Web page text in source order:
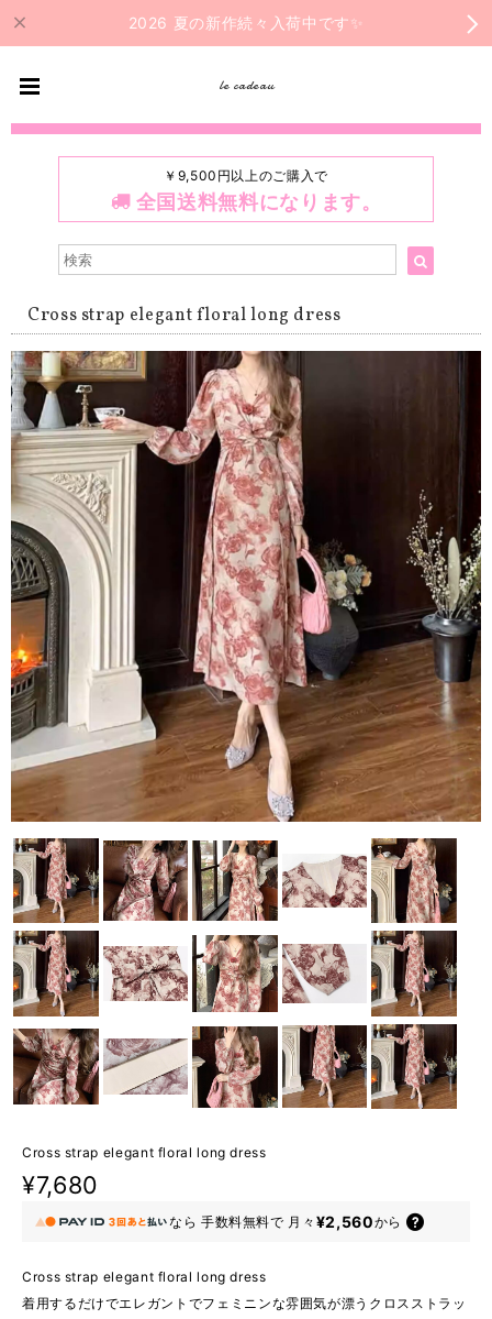
2026 夏の新作続々入荷中です✨
le cadeau
￥9,500円以上のご購入で
全国送料無料になります。
Cross strap elegant floral long dress
Cross strap elegant floral long dress
¥7,680
なら 手数料無料で 月々 ¥2,560から
Cross strap elegant floral long dress
着用するだけでエレガントでフェミニンな雰囲気が漂うクロスストラッ